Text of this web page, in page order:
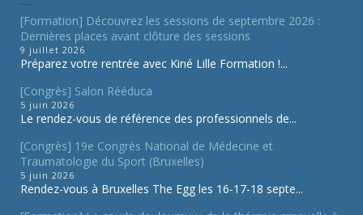
[Formation] Découvrez les sessions de septembre 2026 :
Dernières places avant clôture des sessions
9 juillet 2026
Préparez votre rentrée avec Kiné Lille Formation !...
[Congrès] Salon Rééduca
5 juin 2026
Le rendez-vous de référence des professionnels de...
[Congrès] 19e Congrès National de Médecine et
Traumatologie du Sport (Bruxelles)
5 juin 2026
Rendez-vous à Bruxelles The Egg les 16-17-18 septe...